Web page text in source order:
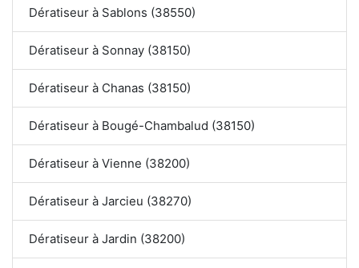
Dératiseur à Sablons (38550)
Dératiseur à Sonnay (38150)
Dératiseur à Chanas (38150)
Dératiseur à Bougé-Chambalud (38150)
Dératiseur à Vienne (38200)
Dératiseur à Jarcieu (38270)
Dératiseur à Jardin (38200)